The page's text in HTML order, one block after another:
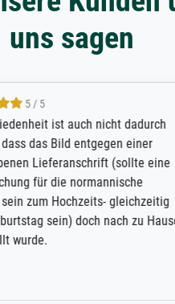
uns sagen
5 / 5
ist auch nicht dadurch
das Bild entgegen einer
Lieferanschrift (sollte eine
für die normannische
zum Hochzeits- gleichzeitig
sein) doch nach zu
wurde.